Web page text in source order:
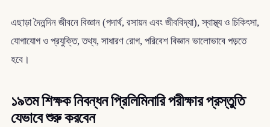
এছাড়া দৈনন্দিন জীবনে বিজ্ঞান (পদার্থ, রসায়ন এবং জীববিদ্যা), স্বাস্থ্য ও চিকিৎসা,
যোগাযোগ ও প্রযুক্তি, তথ্য, সাধারণ রোগ, পরিবেশ বিজ্ঞান ভালোভাবে পড়তে
হবে।
১৯তম শিক্ষক নিবন্ধন প্রিলিমিনারি পরীক্ষার প্রস্তুতি
যেভাবে শুরু করবেন